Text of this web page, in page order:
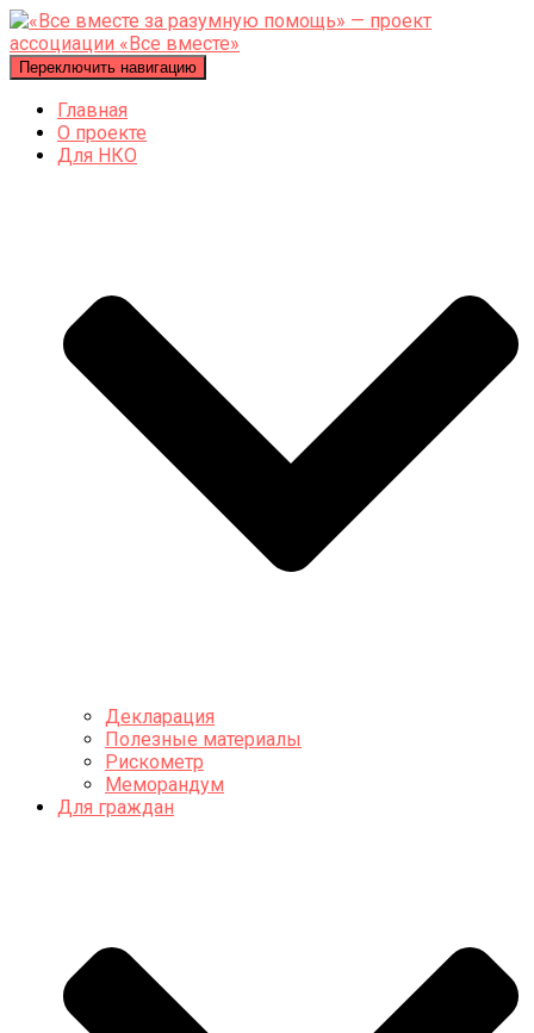
Переключить навигацию
Главная
О проекте
Для НКО
Декларация
Полезные материалы
Рискометр
Меморандум
Для граждан